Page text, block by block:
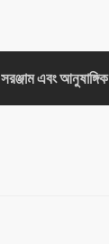
সরঞ্জাম এবং আনুষাঙ্গিক